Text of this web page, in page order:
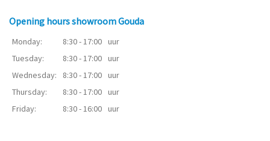
Opening hours showroom Gouda
Monday: 8:30 - 17:00 uur
Tuesday:
8:30 - 17:00 uur
Wednesday:
8:30 - 17:00 uur
Thursday:
8:30 - 17:00 uur
Friday:
8:30 - 16:00 uur